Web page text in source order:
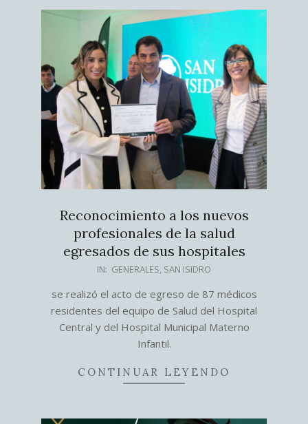
Reconocimiento a los nuevos
profesionales de la salud
egresados de sus hospitales
29
IN: GENERALES, SAN ISIDRO
se realizó el acto de egreso de 87 médicos
residentes del equipo de Salud del Hospital
Central y del Hospital Municipal Materno
Infantil.
CONTINUAR LEYENDO